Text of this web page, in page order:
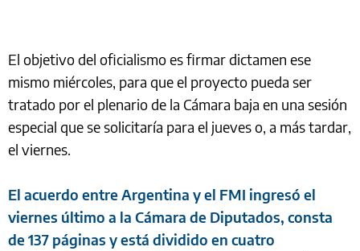
El objetivo del oficialismo es firmar dictamen ese
mismo miércoles, para que el proyecto pueda ser
tratado por el plenario de la Cámara baja en una sesión
especial que se solicitaría para el jueves o, a más tardar,
el viernes.
El acuerdo entre Argentina y el FMI ingresó el
viernes último a la Cámara de Diputados, consta
de 137 páginas y está dividido en cuatro